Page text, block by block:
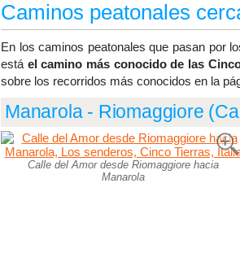
Caminos peatonales
En los caminos peatonales que pasan por
está el camino más conocido de las
sobre los recorridos más conocidos en la
Manarola - Riomaggiore
Calle del Amor desde Riomaggiore hacia
Manarola